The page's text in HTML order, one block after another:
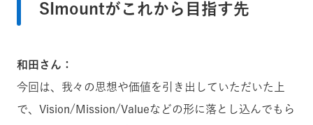
SImountがこれから目指す先
和田さん：
今回は、我々の思想や価値を引き出していただいた上
で、Vision/Mission/Valueなどの形に落とし込んでもら